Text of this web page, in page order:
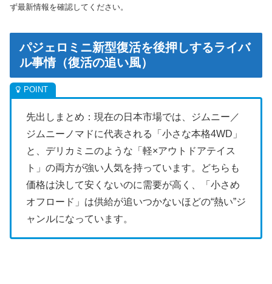
ず最新情報を確認してください。
パジェロミニ新型復活を後押しするライバ
ル事情（復活の追い風）
先出しまとめ：現在の日本市場では、ジムニー／
ジムニーノマドに代表される「小さな本格4WD」
と、デリカミニのような「軽×アウトドアテイス
ト」の両方が強い人気を持っています。どちらも
価格は決して安くないのに需要が高く、「小さめ
オフロード」は供給が追いつかないほどの“熱い”ジ
ャンルになっています。